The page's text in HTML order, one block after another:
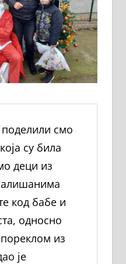
смо
су била
деци из
код бабе и
односно
из
је